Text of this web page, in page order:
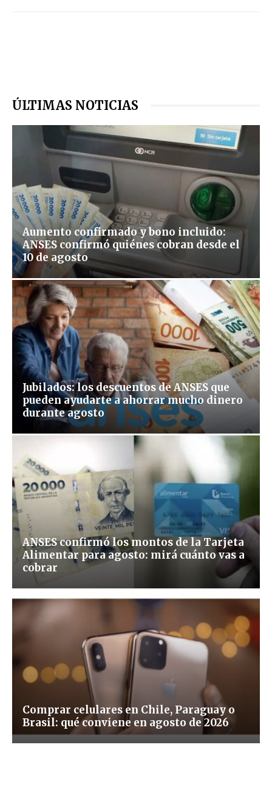
ÚLTIMAS NOTICIAS
Aumento confirmado y bono incluido:
ANSES confirmó quiénes cobran desde el
10 de agosto
Jubilados: los descuentos de ANSES que
pueden ayudarte a ahorrar mucho dinero
durante agosto
ANSES confirmó los montos de la Tarjeta
Alimentar para agosto: mirá cuánto vas a
cobrar
Comprar celulares en Chile, Paraguay o
Brasil: qué conviene en agosto de 2026